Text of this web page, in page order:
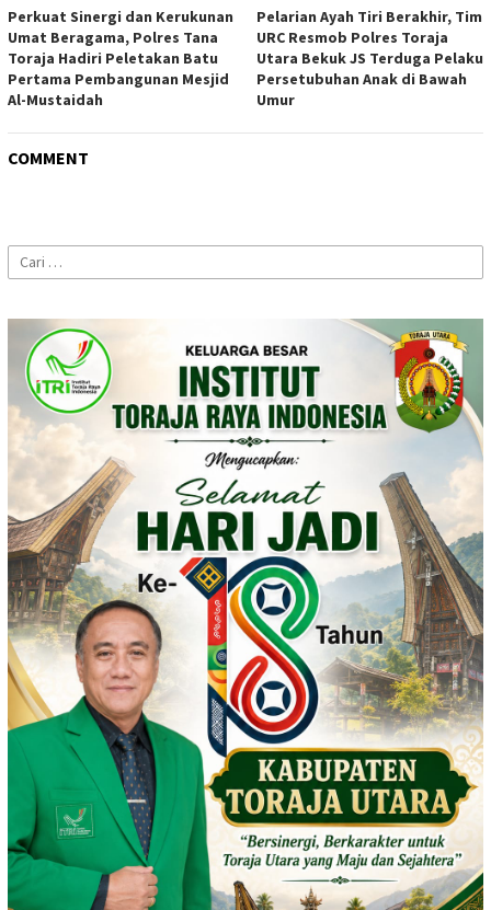
Perkuat Sinergi dan Kerukunan
Umat Beragama, Polres Tana
Toraja Hadiri Peletakan Batu
Pertama Pembangunan Mesjid
Al-Mustaidah
Pelarian Ayah Tiri Berakhir, Tim
URC Resmob Polres Toraja
Utara Bekuk JS Terduga Pelaku
Persetubuhan Anak di Bawah
Umur
COMMENT
Cari
untuk: